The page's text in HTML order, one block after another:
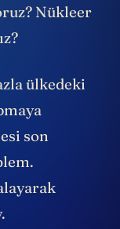
Nükleer
ülkedeki
son